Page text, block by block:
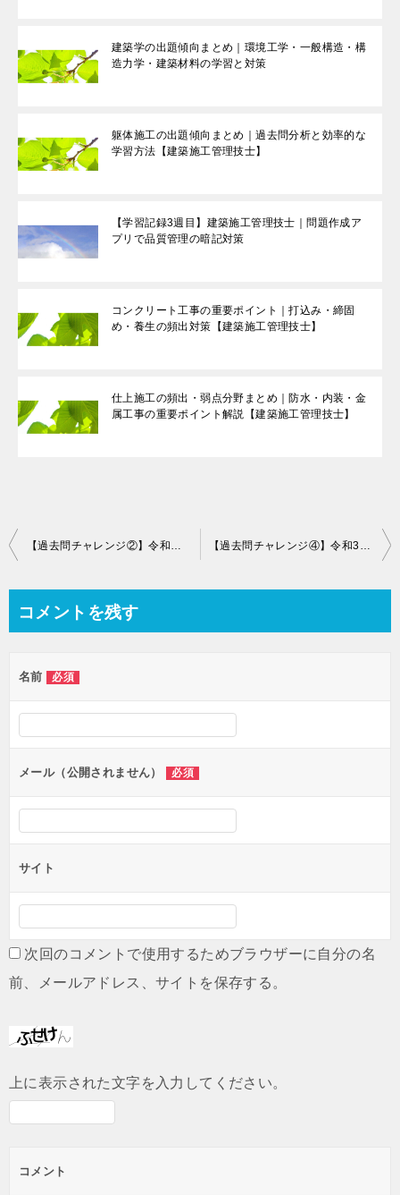
建築学の出題傾向まとめ｜環境工学・一般構造・構
造力学・建築材料の学習と対策
躯体施工の出題傾向まとめ｜過去問分析と効率的な
学習方法【建築施工管理技士】
【学習記録3週目】建築施工管理技士｜問題作成ア
プリで品質管理の暗記対策
コンクリート工事の重要ポイント｜打込み・締固
め・養生の頻出対策【建築施工管理技士】
仕上施工の頻出・弱点分野まとめ｜防水・内装・金
属工事の重要ポイント解説【建築施工管理技士】
投
ビ
ー
シ
ョ
ン
【過去問チャレンジ②】令和元年度の結果と課題｜建築施工管理技士第一次検定 【過去問チャレンジ④】令和3年度の結果と課題｜新試験制度・応用能力問題に初挑戦
コメントを残す
名前 必須
メール（公開されません） 必須
サイト
次回のコメントで使用するためブラウザーに自分の名
前、メールアドレス、サイトを保存する。
上に表示された文字を入力してください。
コメント